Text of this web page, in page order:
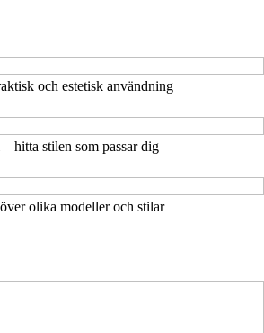
och estetisk användning
hitta stilen som passar dig
olika modeller och stilar